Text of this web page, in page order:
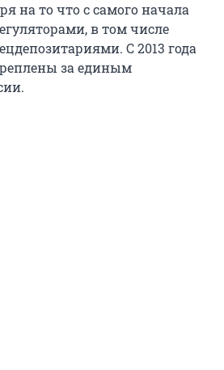
на то что с самого начала
в том числе
С 2013 года
за единым